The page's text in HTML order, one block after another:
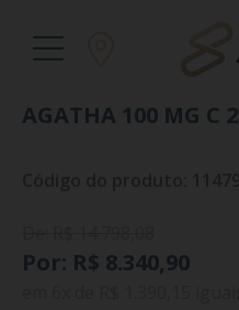
AGATHA 100 MG C
Por: R$ 8.340,90